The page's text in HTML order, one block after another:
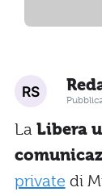
La Libera
private di